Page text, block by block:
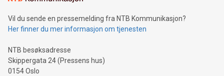
Vil du sende en pressemelding fra NTB Kommunikasjon?
Her finner du mer informasjon om tjenesten
NTB besøksadresse
Skippergata 24 (Pressens hus)
0154 Oslo